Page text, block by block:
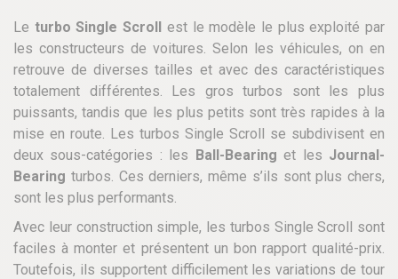
Le turbo Single Scroll est le modèle le plus exploité par
les constructeurs de voitures. Selon les véhicules, on en
retrouve de diverses tailles et avec des caractéristiques
totalement différentes. Les gros turbos sont les plus
puissants, tandis que les plus petits sont très rapides à la
mise en route. Les turbos Single Scroll se subdivisent en
deux sous-catégories : les Ball-Bearinget les Journal-
Bearing turbos. Ces derniers, même s’ils sont plus chers,
sont les plus performants.
Avec leur construction simple, les turbos Single Scroll sont
faciles à monter et présentent un bon rapport qualité-prix.
Toutefois, ils supportent difficilement les variations de tour